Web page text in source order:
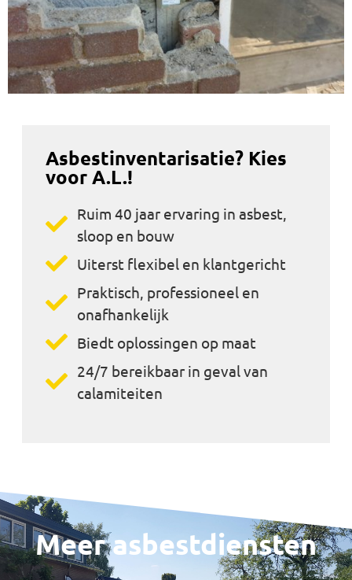
Asbestinventarisatie? Kies
voor A.L.!
Ruim 40 jaar ervaring in asbest,
sloop en bouw
Uiterst flexibel en klantgericht
Praktisch, professioneel en
onafhankelijk
Biedt oplossingen op maat
24/7 bereikbaar in geval van
calamiteiten
Meer asbestdiensten